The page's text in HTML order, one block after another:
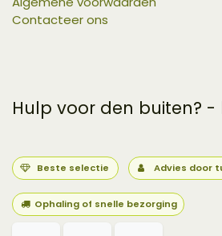
Contacteer ons
Hulp voor den buiten? -
Beste selectie Advies door
Ophaling of snelle bezorging